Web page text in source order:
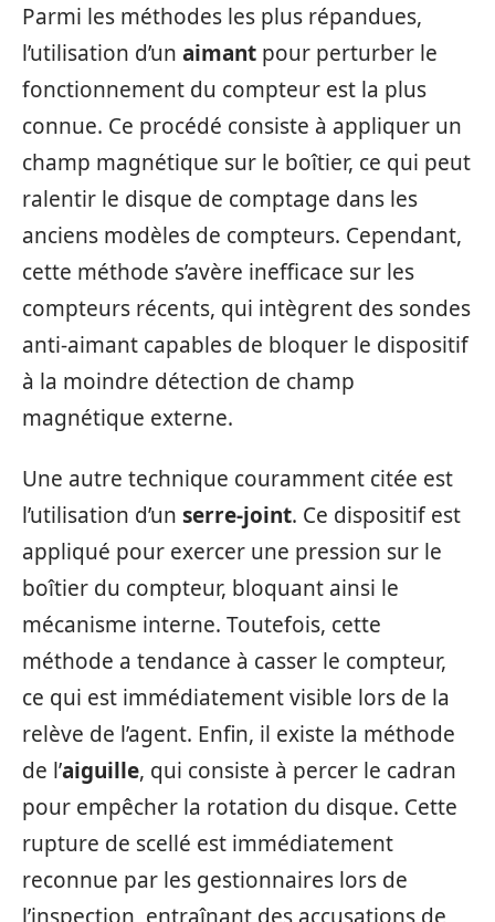
Parmi les méthodes les plus répandues,
l’utilisation d’un aimant pour perturber le
fonctionnement du compteur est la plus
connue. Ce procédé consiste à appliquer un
champ magnétique sur le boîtier, ce qui peut
ralentir le disque de comptage dans les
anciens modèles de compteurs. Cependant,
cette méthode s’avère inefficace sur les
compteurs récents, qui intègrent des sondes
anti-aimant capables de bloquer le dispositif
à la moindre détection de champ
magnétique externe.
Une autre technique couramment citée est
l’utilisation d’un serre-joint. Ce dispositif est
appliqué pour exercer une pression sur le
boîtier du compteur, bloquant ainsi le
mécanisme interne. Toutefois, cette
méthode a tendance à casser le compteur,
ce qui est immédiatement visible lors de la
relève de l’agent. Enfin, il existe la méthode
de l’aiguille, qui consiste à percer le cadran
pour empêcher la rotation du disque. Cette
rupture de scellé est immédiatement
reconnue par les gestionnaires lors de